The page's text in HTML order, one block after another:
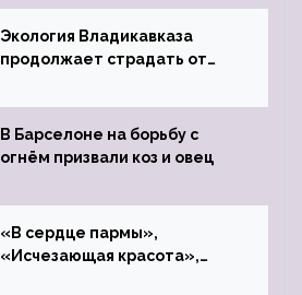
Экология Владикавказа
продолжает страдать от
В Барселоне на борьбу с
огнём призвали коз и овец
«В сердце пармы»,
«Исчезающая красота»,